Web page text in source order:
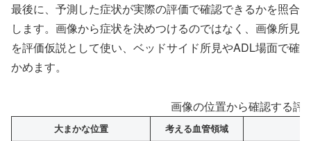
最後に、予測した症状が実際の評価で確認できるかを照合
します。画像から症状を決めつけるのではなく、画像所見
を評価仮説として使い、ベッドサイド所見やADL場面で確
かめます。
画像の位置から確認する評
大まかな位置 考える血管領域